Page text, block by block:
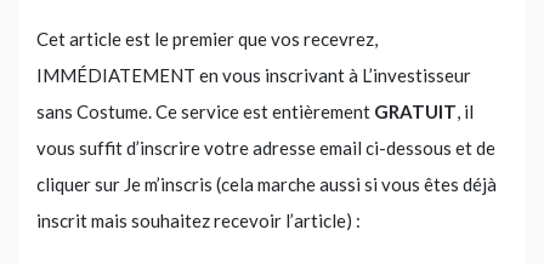
Cet article est le premier que vos recevrez,
IMMÉDIATEMENT en vous inscrivant à L’investisseur
sans Costume. Ce service est entièrement GRATUIT, il
vous suffit d’inscrire votre adresse email ci-dessous et de
cliquer sur Je m’inscris (cela marche aussi si vous êtes déjà
inscrit mais souhaitez recevoir l’article) :